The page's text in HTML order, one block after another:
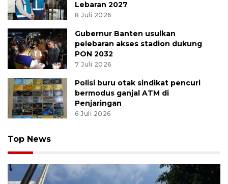
Lebaran 2027
8 Juli 2026
Gubernur Banten usulkan
pelebaran akses stadion dukung
PON 2032
7 Juli 2026
Polisi buru otak sindikat pencuri
bermodus ganjal ATM di
Penjaringan
6 Juli 2026
Top News